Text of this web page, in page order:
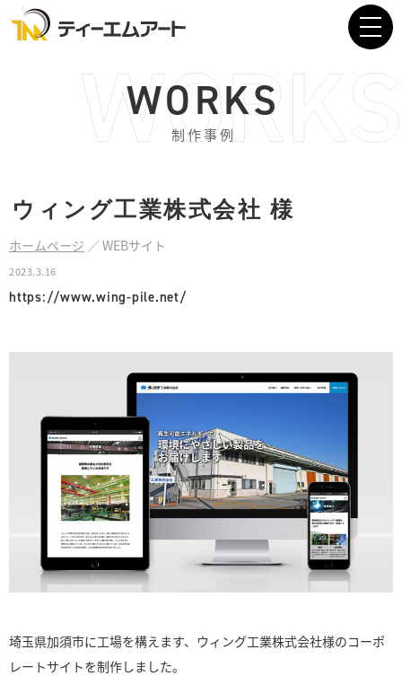
WORKS
制作事例
ウィング工業株式会社 様
ホームページ ／WEBサイト
2023.3.16
https://www.wing-pile.net/
埼玉県加須市に工場を構えます、ウィング工業株式会社様のコーポ
レートサイトを制作しました。